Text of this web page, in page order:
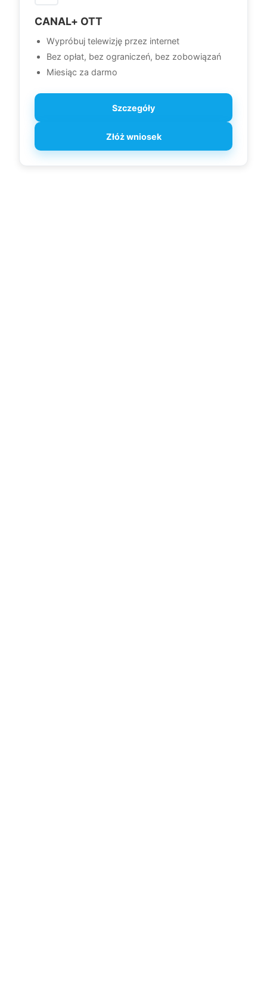
CANAL+ OTT
Wypróbuj telewizję przez internet
Bez opłat, bez ograniczeń, bez zobowiązań
Miesiąc za darmo
Szczegóły
Złóż wniosek